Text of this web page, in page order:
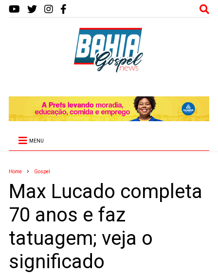
MENU
Home Gospel
Max Lucado completa
70 anos e faz
tatuagem; veja o
significado